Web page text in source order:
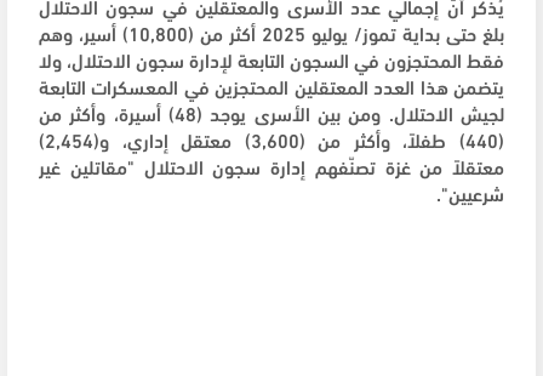
بلغ حتى بداية تموز/ يوليو 2025 أكثر من (10,800) أسير، وهم
فقط المحتجزون في السجون التابعة لإدارة سجون الاحتلال، ولا
يتضمن هذا العدد المعتقلين المحتجزين في المعسكرات التابعة
لجيش الاحتلال. ومن بين الأسرى يوجد (48) أسيرة، وأكثر من
(440) طفلاً، وأكثر من (3,600) معتقل إداري، و(2,454)
معتقلاً من غزة تصنّفهم إدارة سجون الاحتلال "مقاتلين غير
شرعيين".